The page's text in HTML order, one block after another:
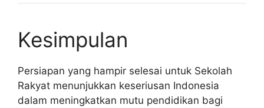
Kesimpulan
Persiapan yang hampir selesai untuk Sekolah
Rakyat menunjukkan keseriusan Indonesia
dalam meningkatkan mutu pendidikan bagi